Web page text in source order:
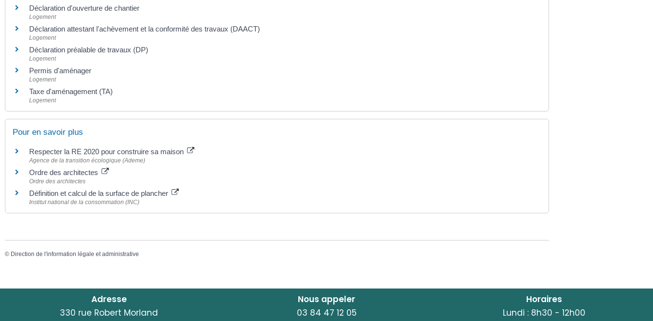
Déclaration d'ouverture de chantier
Logement
Déclaration attestant l'achèvement et la conformité des travaux (DAACT)
Logement
Déclaration préalable de travaux (DP)
Logement
Permis d'aménager
Logement
Taxe d'aménagement (TA)
Logement
Pour en savoir plus
Respecter la RE 2020 pour construire sa maison
Agence de la transition écologique (Ademe)
Ordre des architectes
Ordre des architectes
Définition et calcul de la surface de plancher
Institut national de la consommation (INC)
© Direction de l'information légale et administrative
Adresse
330 rue Robert Morland
Nous appeler
03 84 47 12 05
Horaires
Lundi : 8h30 - 12h00